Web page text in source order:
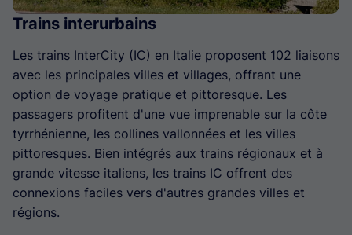
Trains interurbains
Les trains InterCity (IC) en Italie proposent 102 liaisons
avec les principales villes et villages, offrant une
option de voyage pratique et pittoresque. Les
passagers profitent d'une vue imprenable sur la côte
tyrrhénienne, les collines vallonnées et les villes
pittoresques. Bien intégrés aux trains régionaux et à
grande vitesse italiens, les trains IC offrent des
connexions faciles vers d'autres grandes villes et
régions.